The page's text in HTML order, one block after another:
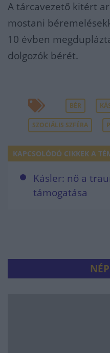
A tárcavezető kitért
mostani
10 évben
dolgozók bérét.
BÉR
SZOCIÁLIS SZFÉRA
KAPCSOLÓDÓ CIKKEK A
Kásler: nő a
támogatása